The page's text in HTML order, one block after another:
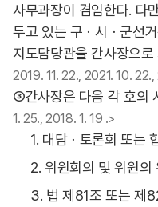
사무과장이 겸임한다. 다
두고 있는 구ㆍ시ㆍ군선
지도담당관을 간사장으
2019. 11. 22., 2021. 10.
③간사장은 다음 각 호의
1. 25., 2018. 1. 19 .>
1. 대담ㆍ토론회 또는
2. 위원회의 및 위원의
3. 법 제81조 또는 제